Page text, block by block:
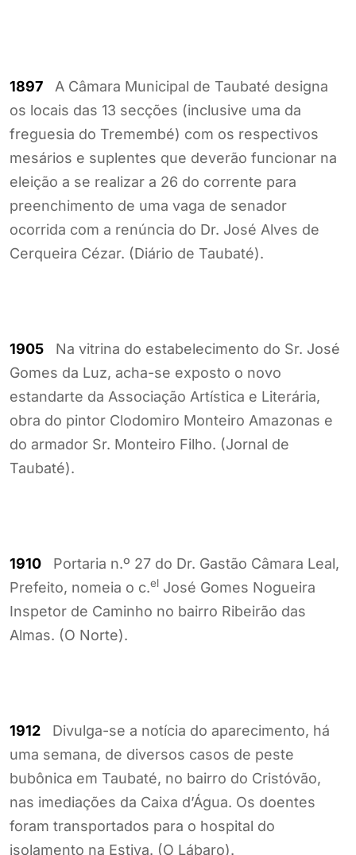
1897 A Câmara Municipal de Taubaté designa
os locais das 13 secções (inclusive uma da
freguesia do Tremembé) com os respectivos
mesários e suplentes que deverão funcionar na
eleição a se realizar a 26 do corrente para
preenchimento de uma vaga de senador
ocorrida com a renúncia do Dr. José Alves de
Cerqueira Cézar. (Diário de Taubaté).
1905 Na vitrina do estabelecimento do Sr. José
Gomes da Luz, acha-se exposto o novo
estandarte da Associação Artística e Literária,
obra do pintor Clodomiro Monteiro Amazonas e
do armador Sr. Monteiro Filho. (Jornal de
Taubaté).
1910 Portaria n.º 27 do Dr. Gastão Câmara Leal,
Prefeito, nomeia o c.el José Gomes Nogueira
Inspetor de Caminho no bairro Ribeirão das
Almas. (O Norte).
1912 Divulga-se a notícia do aparecimento, há
uma semana, de diversos casos de peste
bubônica em Taubaté, no bairro do Cristóvão,
nas imediações da Caixa d’Água. Os doentes
foram transportados para o hospital do
isolamento na Estiva. (O Lábaro).